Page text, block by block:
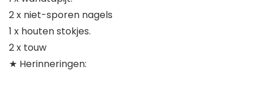
2 x niet-sporen nagels
1 x houten stokjes.
2 x touw
★ Herinneringen: